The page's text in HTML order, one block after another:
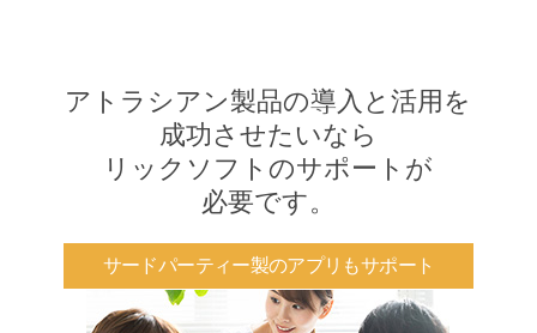
アトラシアン製品の導入と活用を
成功させたいなら
リックソフトのサポートが
必要です。
サードパーティー製のアプリもサポート